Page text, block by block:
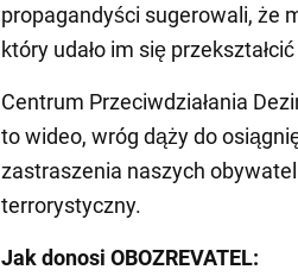
propagandyści sugerowali, że
który udało im się
Centrum Przeciwdziałania
to wideo, wróg dąży do
zastraszenia naszych
terrorystyczny.
Jak donosi OBOZREVATEL: